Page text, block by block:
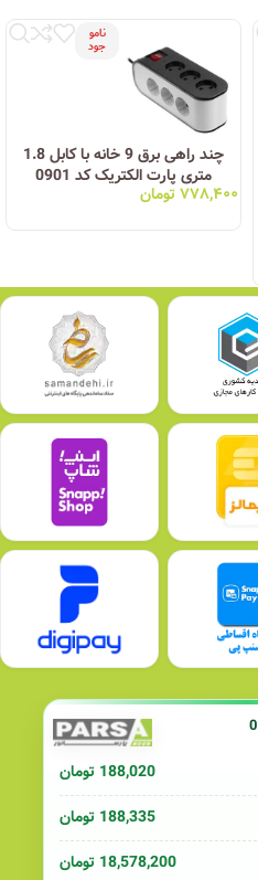
نامو
جود
چند راهی برق 9 خانه با کابل 1.8
متری پارت الکتریک کد 0901
۷۷۸,۴۰۰تومان
188,020 تومان
188,335 تومان
18,578,200 تومان